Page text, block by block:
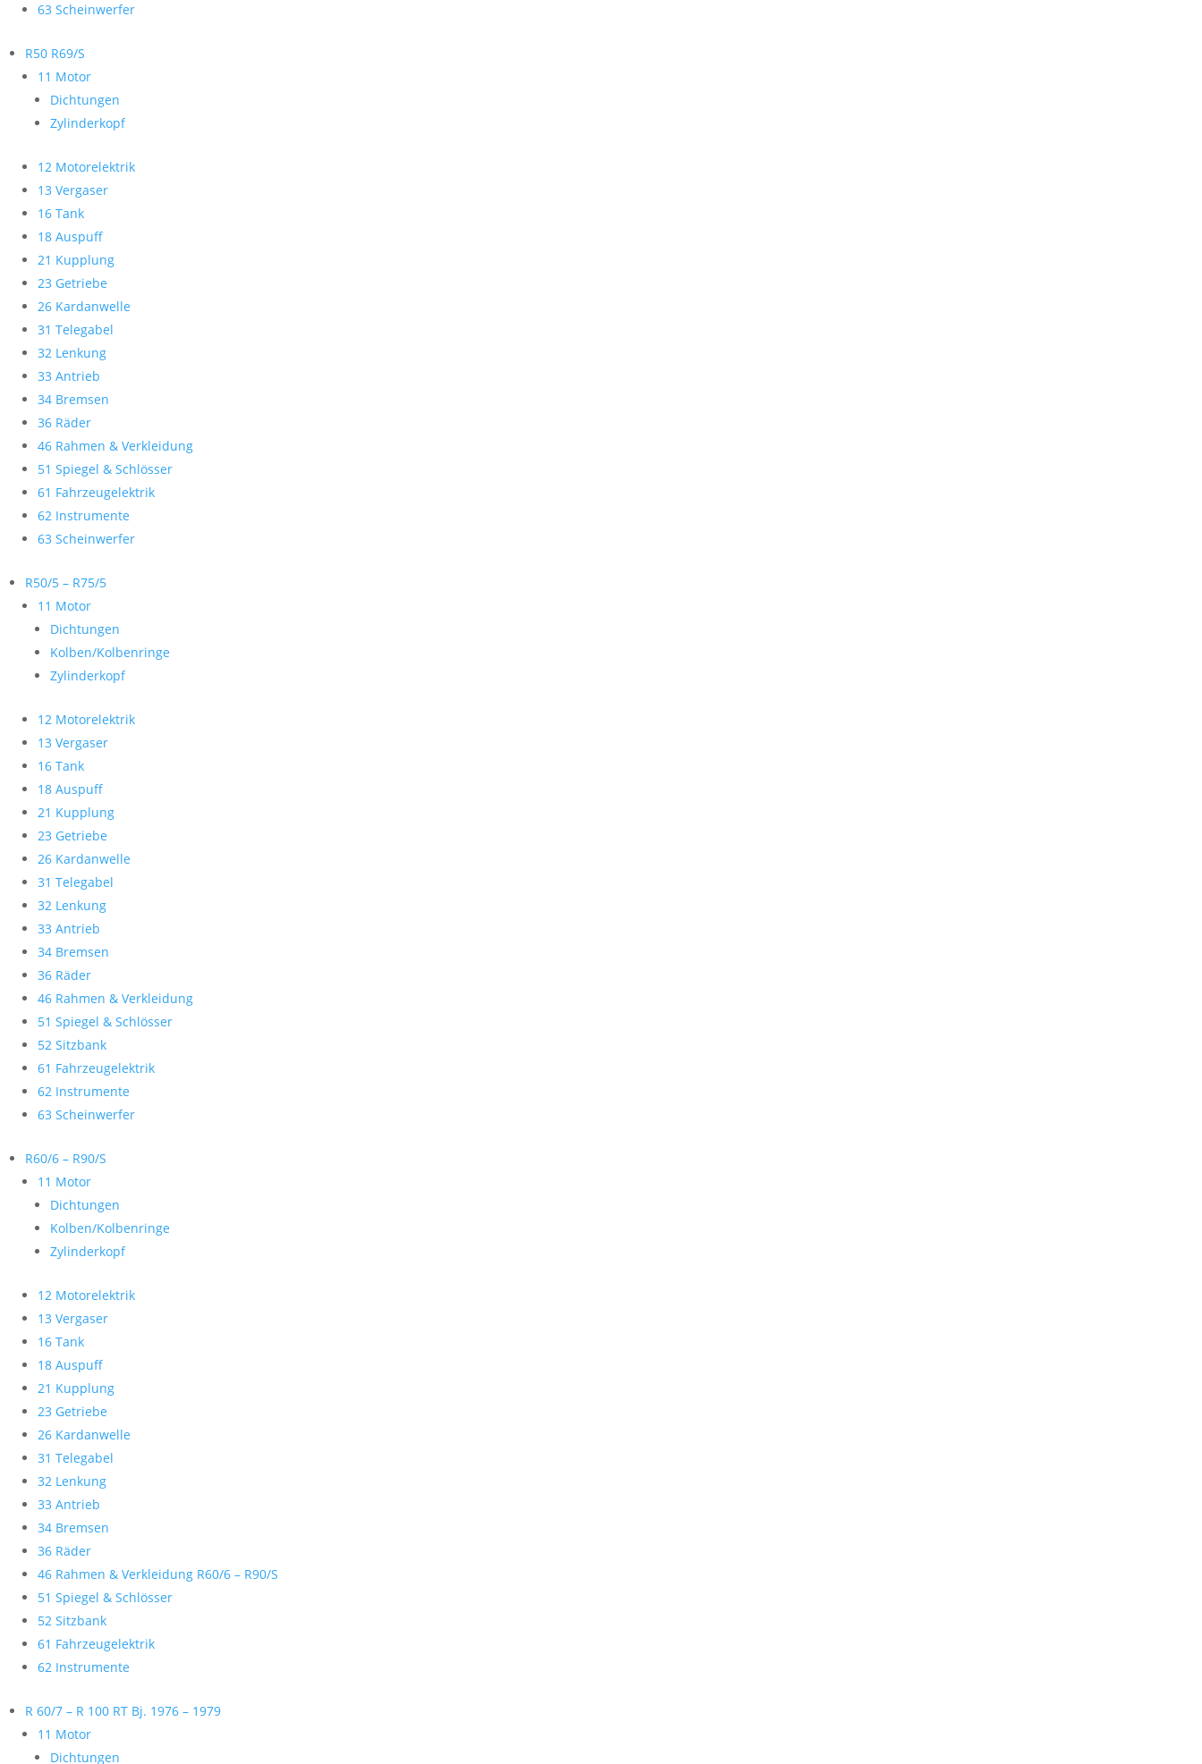
63 Scheinwerfer
R50 R69/S
11 Motor
Dichtungen
Zylinderkopf
12 Motorelektrik
13 Vergaser
16 Tank
18 Auspuff
21 Kupplung
23 Getriebe
26 Kardanwelle
31 Telegabel
32 Lenkung
33 Antrieb
34 Bremsen
36 Räder
46 Rahmen & Verkleidung
51 Spiegel & Schlösser
61 Fahrzeugelektrik
62 Instrumente
63 Scheinwerfer
R50/5 – R75/5
11 Motor
Dichtungen
Kolben/Kolbenringe
Zylinderkopf
12 Motorelektrik
13 Vergaser
16 Tank
18 Auspuff
21 Kupplung
23 Getriebe
26 Kardanwelle
31 Telegabel
32 Lenkung
33 Antrieb
34 Bremsen
36 Räder
46 Rahmen & Verkleidung
51 Spiegel & Schlösser
52 Sitzbank
61 Fahrzeugelektrik
62 Instrumente
63 Scheinwerfer
R60/6 – R90/S
11 Motor
Dichtungen
Kolben/Kolbenringe
Zylinderkopf
12 Motorelektrik
13 Vergaser
16 Tank
18 Auspuff
21 Kupplung
23 Getriebe
26 Kardanwelle
31 Telegabel
32 Lenkung
33 Antrieb
34 Bremsen
36 Räder
46 Rahmen & Verkleidung R60/6 – R90/S
51 Spiegel & Schlösser
52 Sitzbank
61 Fahrzeugelektrik
62 Instrumente
R 60/7 – R 100 RT Bj. 1976 – 1979
11 Motor
Dichtungen